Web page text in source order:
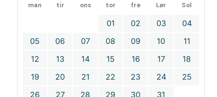
man tir ons tor fre Lør Sol
01 02 03
04
05
06 07 08 09 10
11
12
13 14 15 16 17
18
19
20 21 22 23 24
25
26
27 28 29 30 31